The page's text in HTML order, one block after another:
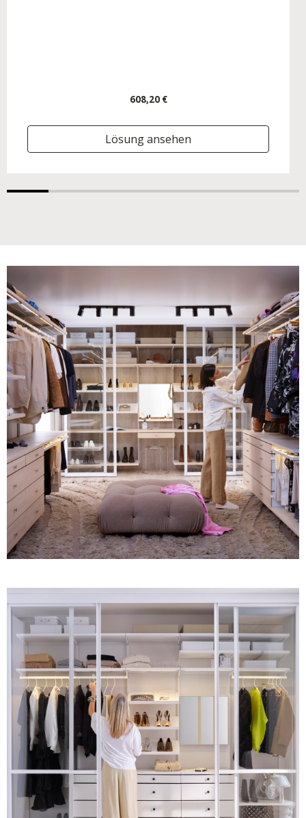
608,20 €
Lösung ansehen